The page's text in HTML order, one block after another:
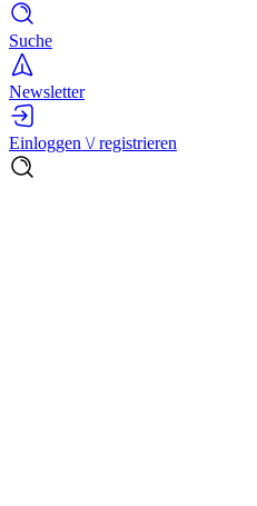
Suche
Newsletter
Einloggen \/ registrieren